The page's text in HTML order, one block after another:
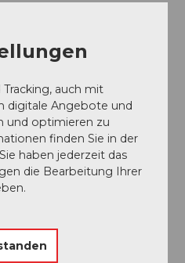
für die Abfahrt.
der Wetterbericht, da
das Unfallrisiko stark
und Checkpunkte.
Notfall sind Lawinen-
und Sonde, Erste-
(Euro-Notruf 112)
auch mit
digitale Angebote und
und optimieren zu
finden Sie in der
haben jederzeit das
die Bearbeitung Ihrer